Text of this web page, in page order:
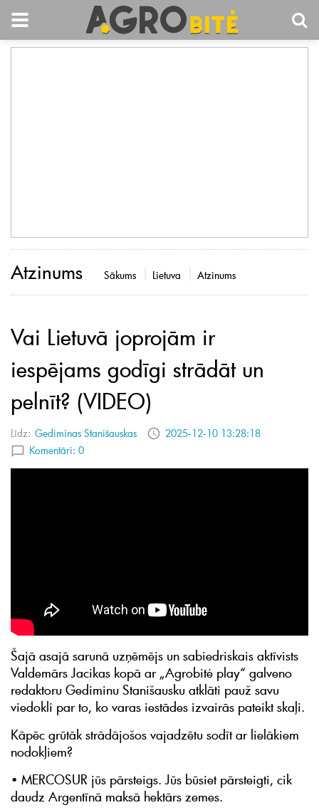
Atzinums Sākums Lietuva Atzinums
Vai Lietuvā joprojām ir
iespējams godīgi strādāt un
pelnīt? (VIDEO)
Līdz: Gediminas Stanišauskas
2025-12-10 13:28:18
Komentāri: 0
Šajā asajā sarunā uzņēmējs un sabiedriskais aktīvists
Valdemārs Jacikas kopā ar „Agrobitė play“ galveno
redaktoru Gediminu Stanišausku atklāti pauž savu
viedokli par to, ko varas iestādes izvairās pateikt skaļi.
Kāpēc grūtāk strādājošos vajadzētu sodīt ar lielākiem
nodokļiem?
• MERCOSUR jūs pārsteigs. Jūs būsiet pārsteigti, cik
daudz Argentīnā maksā hektārs zemes.